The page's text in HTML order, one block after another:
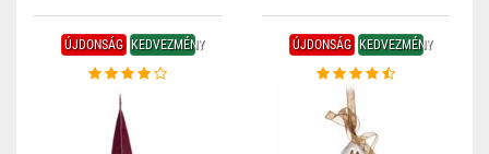
ÚJDONSÁG KEDVEZMÉNY ÚJDONSÁG KEDVEZMÉNY